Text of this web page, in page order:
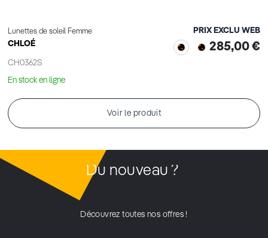
Lunettes de soleil Femme
CHLOÉ
CH0362S
PRIX EXCLU WEB
285,00 €
En stock en ligne
Voir le produit
Du nouveau ?
Découvrez toutes nos offres !